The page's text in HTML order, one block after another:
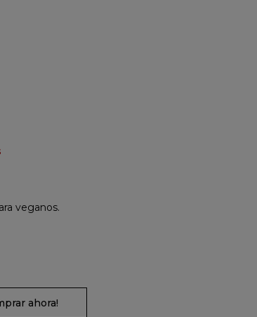
veganos.
ahora!